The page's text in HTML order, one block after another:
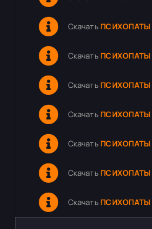
Скачать ПСИХОПАТЫ
Скачать ПСИХОПАТЫ
Скачать ПСИХОПАТЫ
Скачать ПСИХОПАТЫ
Скачать ПСИХОПАТЫ
Скачать ПСИХОПАТЫ
Скачать ПСИХОПАТЫ